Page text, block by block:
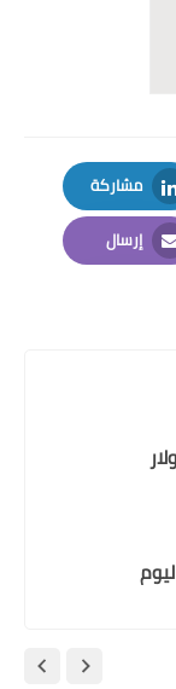
مشاركة
LinkedIn
إرسال
Email